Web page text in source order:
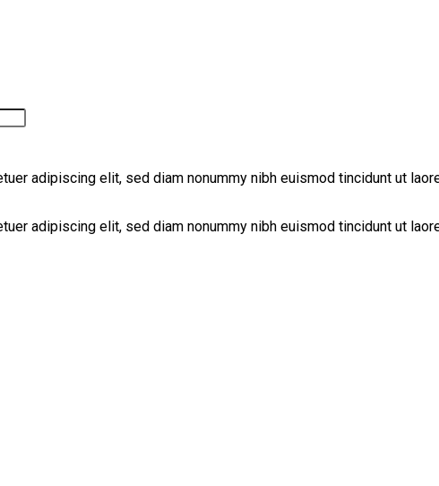
adipiscing elit, sed diam nonummy nibh euismod tincidunt ut
adipiscing elit, sed diam nonummy nibh euismod tincidunt ut